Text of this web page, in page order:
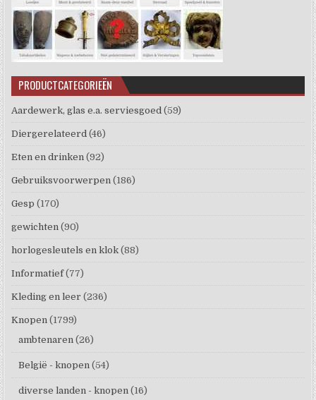
PRODUCTCATEGORIEËN
Aardewerk, glas e.a. serviesgoed (59)
Diergerelateerd (46)
Eten en drinken (92)
Gebruiksvoorwerpen (186)
Gesp (170)
gewichten (90)
horlogesleutels en klok (88)
Informatief (77)
Kleding en leer (236)
Knopen (1799)
ambtenaren (26)
België - knopen (54)
diverse landen - knopen (16)